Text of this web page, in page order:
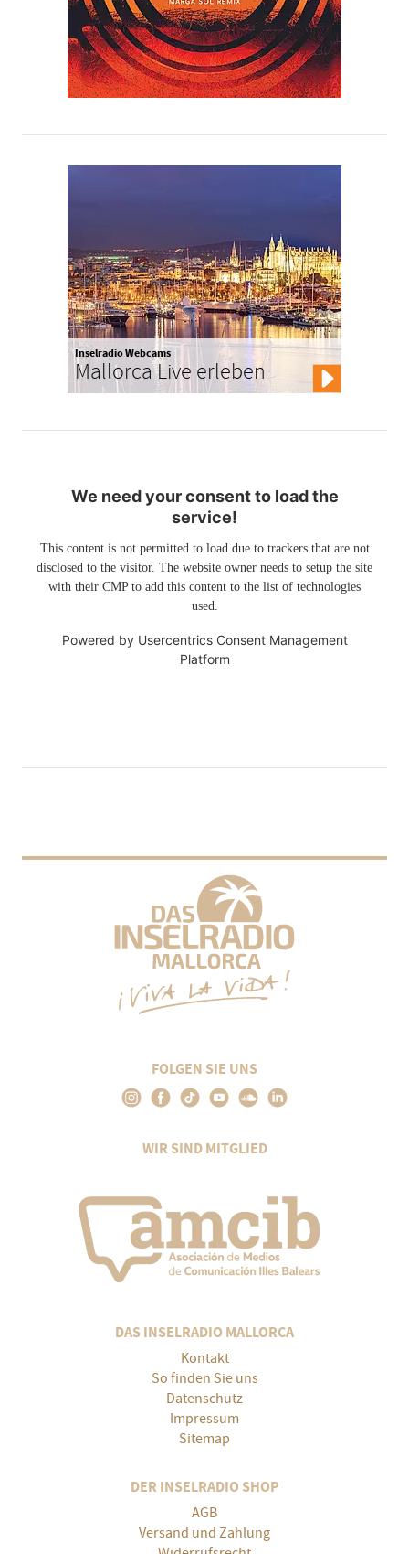
Inselradio Webcams
Mallorca Live erleben
We need your consent to load the
service!
This content is not permitted to load due to trackers that are not
disclosed to the visitor. The website owner needs to setup the site
with their CMP to add this content to the list of technologies
used.
Powered by Usercentrics Consent Management
Platform
FOLGEN SIE UNS
WIR SIND MITGLIED
DAS INSELRADIO MALLORCA
Kontakt
So finden Sie uns
Datenschutz
Impressum
Sitemap
DER INSELRADIO SHOP
AGB
Versand und Zahlung